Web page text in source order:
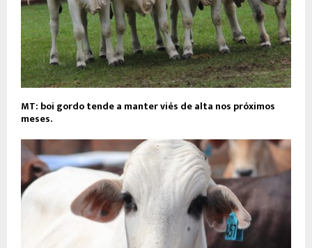
MT: boi gordo tende a manter viés de alta nos próximos
meses.